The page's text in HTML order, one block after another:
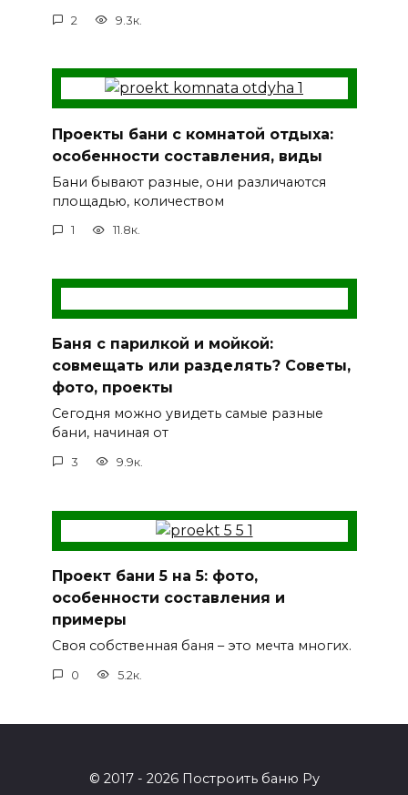
2 9.3к.
Проекты бани с комнатой отдыха:
особенности составления, виды
Бани бывают разные, они различаются
площадью, количеством
1 11.8к.
Баня с парилкой и мойкой:
совмещать или разделять? Советы,
фото, проекты
Сегодня можно увидеть самые разные
бани, начиная от
3 9.9к.
Проект бани 5 на 5: фото,
особенности составления и
примеры
Своя собственная баня – это мечта многих.
0 5.2к.
© 2017 - 2026 Построить баню Ру